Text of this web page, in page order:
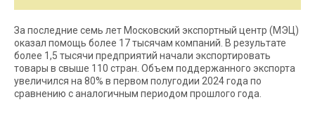
За последние семь лет Московский экспортный центр (МЭЦ)
оказал помощь более 17 тысячам компаний. В результате
более 1,5 тысячи предприятий начали экспортировать
товары в свыше 110 стран. Объем поддержанного экспорта
увеличился на 80% в первом полугодии 2024 года по
сравнению с аналогичным периодом прошлого года.